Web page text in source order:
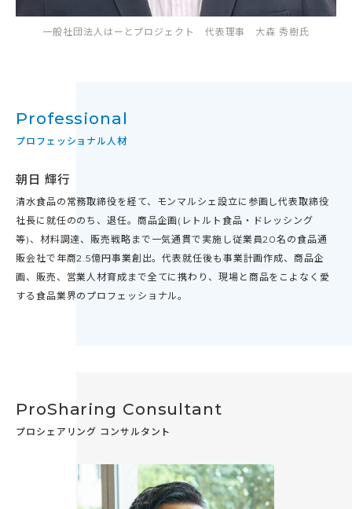
一般社団法人はーとプロジェクト 代表理事 大森 秀樹氏
Professional
プロフェッショナル人材
朝日 輝行
清水食品の常務取締役を経て、モンマルシェ設立に参画し代表取締役
社長に就任ののち、退任。商品企画(レトルト食品・ドレッシング
等)、材料調達、販売戦略まで一気通貫で実施し従業員20名の食品通
販会社で年商2.5億円事業創出。代表就任後も事業計画作成、商品企
画、販売、営業人材育成まで全てに携わり、現場と商品をこよなく愛
する食品業界のプロフェッショナル。
ProSharing Consultant
プロシェアリング コンサルタント